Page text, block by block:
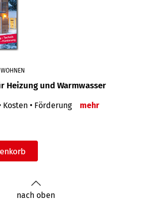
Heizung und Warmwasser
Kosten • Förderung mehr
nach oben